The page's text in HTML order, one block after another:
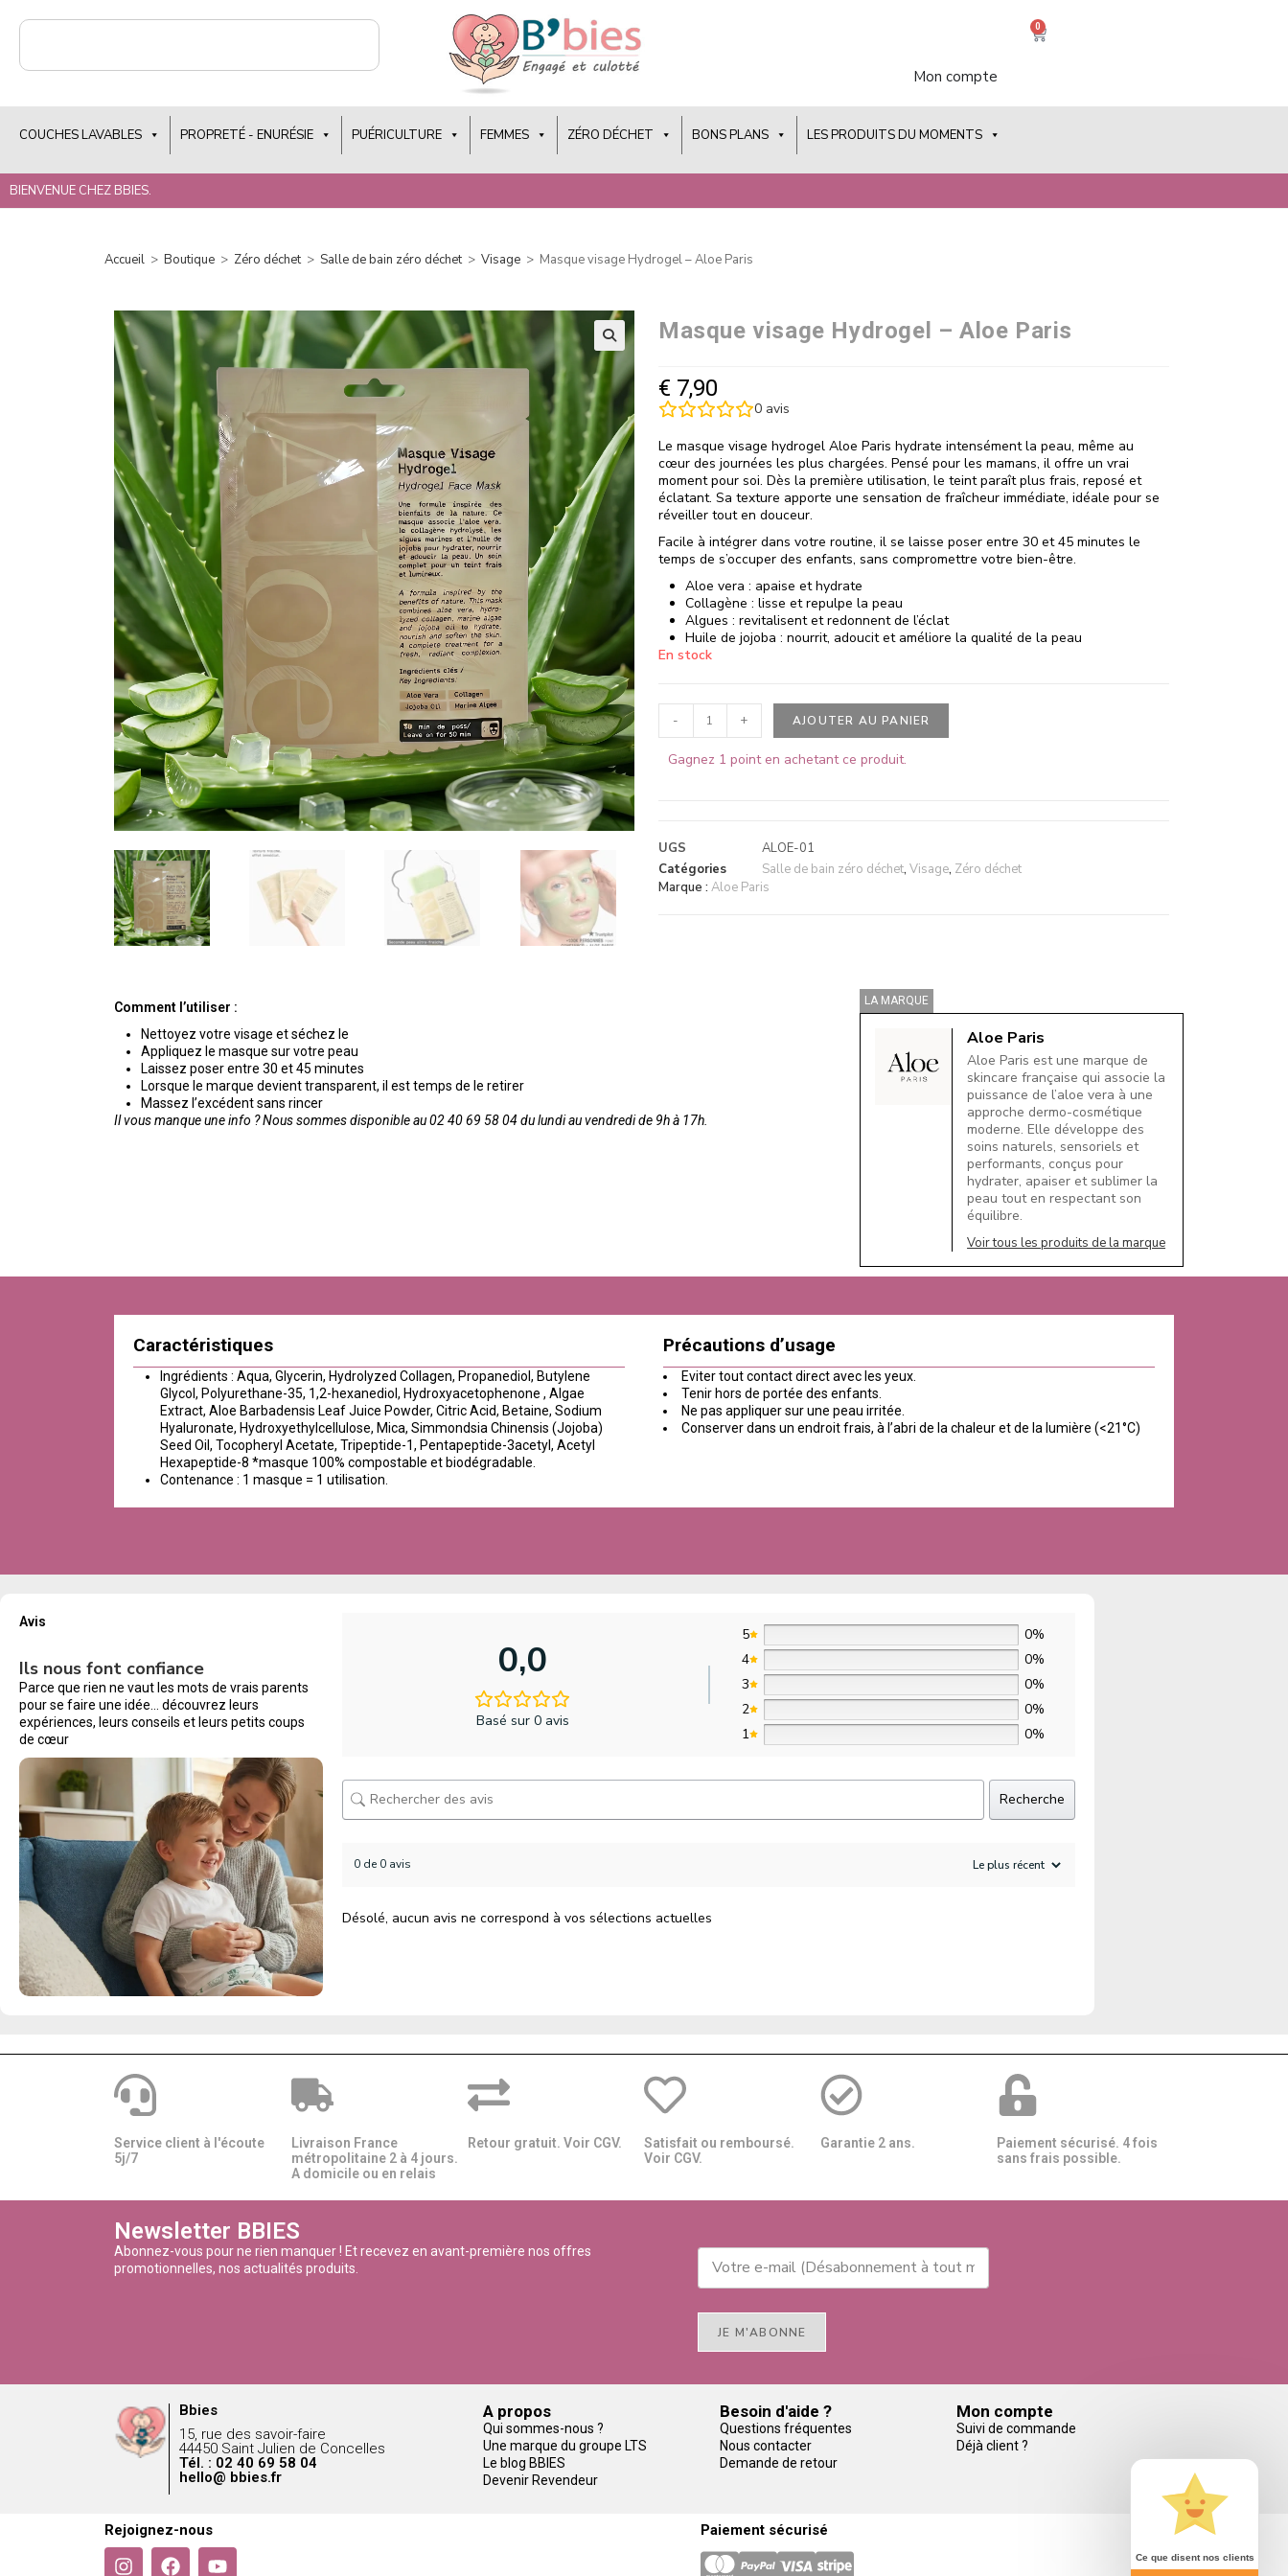
Mon compte
0
COUCHES LAVABLES PROPRETÉ - ENURÉSIE PUÉRICULTURE FEMMES ZÉRO DÉCHET BONS PLANS LES PRODUITS DU MOMENTS
BIENVENUE CHEZ BBIES.
Accueil > Boutique > Zéro déchet > Salle de bain zéro déchet > Visage > Masque visage Hydrogel – Aloe Paris
Masque visage Hydrogel – Aloe Paris
€ 7,90
0avis
Le masque visage hydrogel Aloe Paris hydrate intensément la peau, même au
cœur des journées les plus chargées. Pensé pour les mamans, il offre un vrai
moment pour soi. Dès la première utilisation, le teint paraît plus frais, reposé et
éclatant. Sa texture apporte une sensation de fraîcheur immédiate, idéale pour se
réveiller tout en douceur.
Facile à intégrer dans votre routine, il se laisse poser entre 30 et 45 minutes le
temps de s’occuper des enfants, sans compromettre votre bien-être.
Aloe vera : apaise et hydrate
Collagène : lisse et repulpe la peau
Algues : revitalisent et redonnent de l’éclat
Huile de jojoba : nourrit, adoucit et améliore la qualité de la peau
En stock
- + AJOUTER AU PANIER
Gagnez 1 point en achetant ce produit.
UGS
ALOE-01
Catégories
Salle de bain zéro déchet, Visage, Zéro déchet
Marque : Aloe Paris
Comment l’utiliser :
Nettoyez votre visage et séchez le
Appliquez le masque sur votre peau
Laissez poser entre 30 et 45 minutes
Lorsque le marque devient transparent, il est temps de le retirer
Massez l’excédent sans rincer
Il vous manque une info ? Nous sommes disponible au 02 40 69 58 04 du lundi au vendredi de 9h à 17h.
LA MARQUE
Aloe Paris
Aloe Paris est une marque de
skincare française qui associe la
puissance de l’aloe vera à une
approche dermo-cosmétique
moderne. Elle développe des
soins naturels, sensoriels et
performants, conçus pour
hydrater, apaiser et sublimer la
peau tout en respectant son
équilibre.
Voir tous les produits de la marque
Caractéristiques
Ingrédients : Aqua, Glycerin, Hydrolyzed Collagen, Propanediol, Butylene
Glycol, Polyurethane-35, 1,2-hexanediol, Hydroxyacetophenone , Algae
Extract, Aloe Barbadensis Leaf Juice Powder, Citric Acid, Betaine, Sodium
Hyaluronate, Hydroxyethylcellulose, Mica, Simmondsia Chinensis (Jojoba)
Seed Oil, Tocopheryl Acetate, Tripeptide-1, Pentapeptide-3acetyl, Acetyl
Hexapeptide-8 *masque 100% compostable et biodégradable.
Contenance : 1 masque = 1 utilisation.
Précautions d’usage
Eviter tout contact direct avec les yeux.
Tenir hors de portée des enfants.
Ne pas appliquer sur une peau irritée.
Conserver dans un endroit frais, à l’abri de la chaleur et de la lumière (<21°C)
Avis
Ils nous font confiance
Parce que rien ne vaut les mots de vrais parents
pour se faire une idée… découvrez leurs
expériences, leurs conseils et leurs petits coups
de cœur
0,0
Basé sur 0 avis
5
0%
4
0%
3
0%
2
0%
1
0%
Recherche
0 de 0 avis
Désolé, aucun avis ne correspond à vos sélections actuelles
Service client à l'écoute
5j/7
Livraison France
métropolitaine 2 à 4 jours.
A domicile ou en relais​​
Retour gratuit. Voir CGV.
Satisfait ou remboursé.
Voir CGV.
Garantie 2 ans.
Paiement sécurisé. 4 fois
sans frais possible.
Newsletter BBIES
Abonnez-vous pour ne rien manquer ! Et recevez en avant-première nos offres
promotionnelles, nos actualités produits.
JE M'ABONNE
Bbies
15, rue des savoir-faire
44450 Saint Julien de Concelles
Tél. : 02 40 69 58 04
hello@ bbies.fr
A propos
Qui sommes-nous ?
Une marque du groupe LTS
Le blog BBIES
Devenir Revendeur
Besoin d'aide ?
Questions fréquentes
Nous contacter
Demande de retour
Mon compte
Suivi de commande
Déjà client ?
Rejoignez-nous Paiement sécurisé
Ce que disent nos clients